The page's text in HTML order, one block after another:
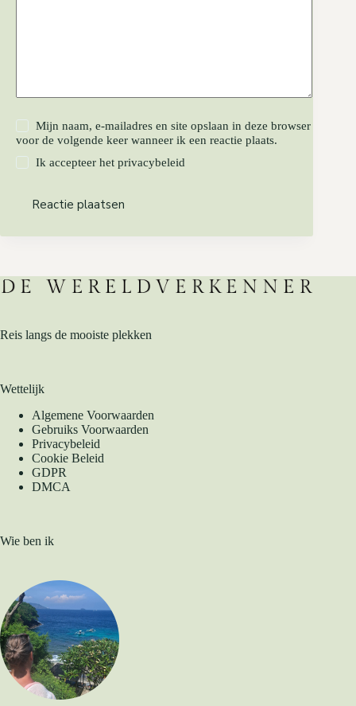
Mijn naam, e-mailadres en site opslaan in deze browser
voor de volgende keer wanneer ik een reactie plaats.
Ik accepteer hetprivacybeleid
Reactie plaatsen
Reis langs de mooiste plekken
Wettelijk
Algemene Voorwaarden
Gebruiks Voorwaarden
Privacybeleid
Cookie Beleid
GDPR
DMCA
Wie ben ik